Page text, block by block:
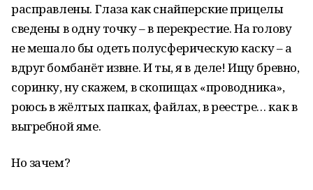
расправлены. Глаза как снайперские прицелы
сведены в одну точку – в перекрестие. На голову
не мешало бы одеть полусферическую каску – а
вдруг бомбанёт извне. И ты, я в деле! Ищу бревно,
соринку, ну скажем, в скопищах «проводника»,
роюсь в жёлтых папках, файлах, в реестре… как в
выгребной яме.
Но зачем?